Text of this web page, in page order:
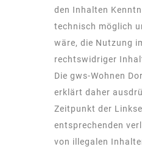
den Inhalten
technisch möglich
wäre, die Nutzung
rechtswidriger
Die gws-Wohnen
erklärt daher
Zeitpunkt der
entsprechenden
von illegalen